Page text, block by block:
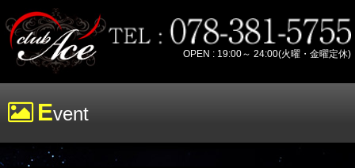
OPEN : 19:00～ 24:00(火曜・金曜定休)
Event